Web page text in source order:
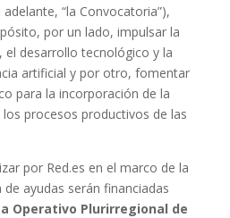
“la Convocatoria”),
por un lado, impulsar la
el desarrollo tecnológico y la
artificial y por otro, fomentar
para la incorporación de la
procesos productivos de las
por Red.es en el marco de la
ayudas serán financiadas
Operativo Plurirregional de